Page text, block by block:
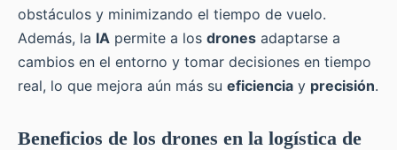
obstáculos y minimizando el tiempo de vuelo.
Además, la IA permite a los drones adaptarse a
cambios en el entorno y tomar decisiones en tiempo
real, lo que mejora aún más su eficiencia y precisión.
Beneficios de los drones en la logística de